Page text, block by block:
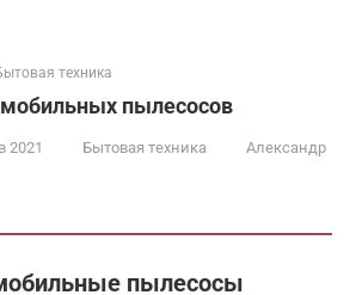
техника
пылесосов
2021 Бытовая техника
Александр
пылесосы